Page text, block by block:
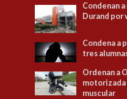
Condenan
Durand
Condena a
tres
Ordenan a
motorizada
muscular